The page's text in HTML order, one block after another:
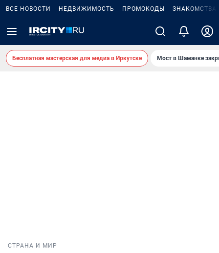
ВСЕ НОВОСТИ НЕДВИЖИМОСТЬ ПРОМОКОДЫ ЗНАКОМСТВА
Бесплатная мастерская для медиа в Иркутске Мост в Шаманке
СТРАНА И МИР